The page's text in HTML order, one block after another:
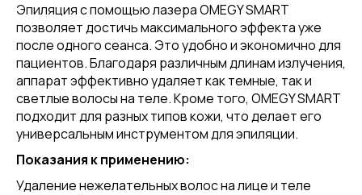
Эпиляция с помощью лазера OMEGY SMART
позволяет достичь максимального эффекта уже
после одного сеанса. Это удобно и экономично для
пациентов. Благодаря различным длинам излучения,
аппарат эффективно удаляет как темные, так и
светлые волосы на теле. Кроме того, OMEGY SMART
подходит для разных типов кожи, что делает его
универсальным инструментом для эпиляции.
Показания к применению:
Удаление нежелательных волос на лице и теле